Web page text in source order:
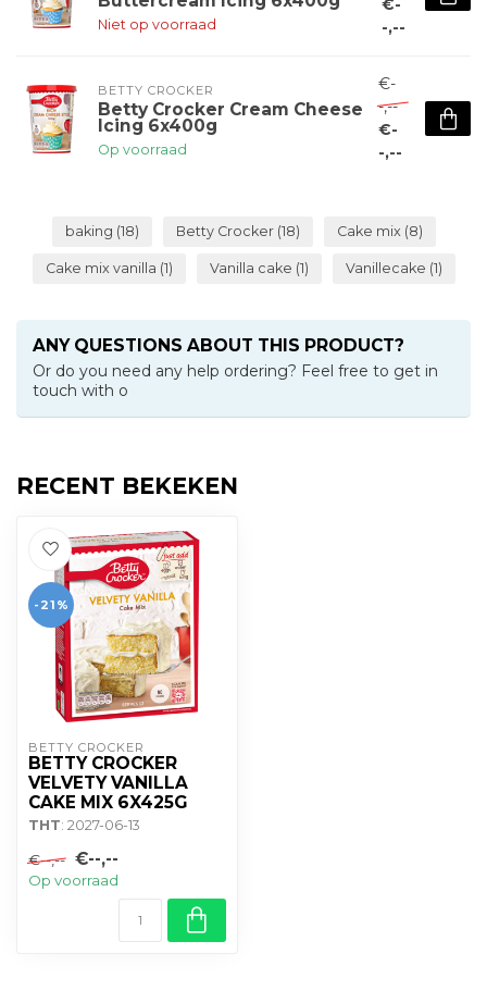
Niet op voorraad
€-
-,--
BETTY CROCKER
Betty Crocker Cream Cheese
Icing 6x400g
Op voorraad
€-
-,--
€-
-,--
baking (18) Betty Crocker (18) Cake mix (8)
Cake mix vanilla (1) Vanilla cake (1) Vanillecake (1)
ANY QUESTIONS ABOUT THIS PRODUCT?
Or do you need any help ordering? Feel free to get in
touch with o
RECENT BEKEKEN
-21%
BETTY CROCKER
BETTY CROCKER
VELVETY VANILLA
CAKE MIX 6X425G
THT: 2027-06-13
€--,-- €--,--
Op voorraad